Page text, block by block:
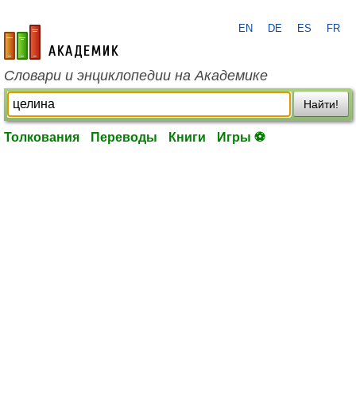
academic.ru
EN DE ES FR
Словари и энциклопедии на Академике
Найти!
Толкования Переводы Книги Игры ⚽